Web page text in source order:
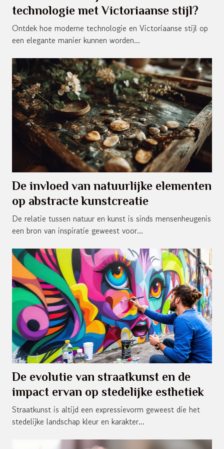
technologie met Victoriaanse stijl?
Ontdek hoe moderne technologie en Victoriaanse stijl op
een elegante manier kunnen worden...
De invloed van natuurlijke elementen
op abstracte kunstcreatie
De relatie tussen natuur en kunst is sinds mensenheugenis
een bron van inspiratie geweest voor...
De evolutie van straatkunst en de
impact ervan op stedelijke esthetiek
Straatkunst is altijd een expressievorm geweest die het
stedelijke landschap kleur en karakter...